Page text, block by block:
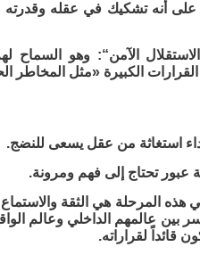
أنه تشكيك في عقله وقدرته
الآمن“: وهو السماح
الكبيرة «مثل المخاطر
استغاثة من عقل يسعى للنضج.
تحتاج إلى فهم ومرونة.
هذه المرحلة هي الثقة
بين عالمهم الداخلي وعالم
قائداً لقراراته.